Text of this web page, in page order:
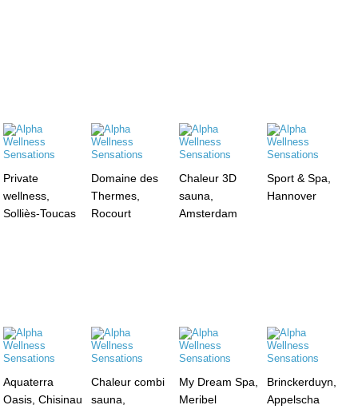
Private
wellness,
Solliès-Toucas
Domaine des
Thermes,
Rocourt
Chaleur 3D
sauna,
Amsterdam
Sport & Spa,
Hannover
Aquaterra
Oasis, Chisinau
Chaleur combi
sauna,
My Dream Spa,
Meribel
Brinckerduyn,
Appelscha